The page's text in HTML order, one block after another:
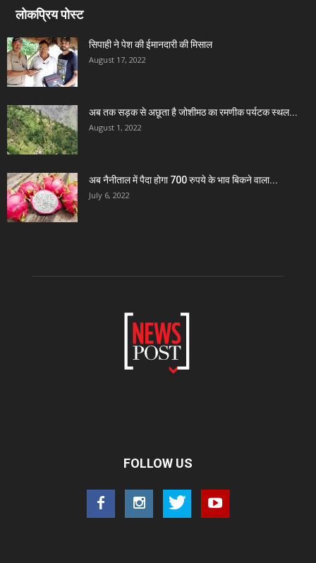
लोकप्रिय पोस्ट
सिपाही ने पेश की ईमानदारी की मिसाल
August 17, 2022
अब तक सड़क से अछूता है जोशीमठ का रमणीक पर्यटक स्थल...
August 1, 2022
अब नैनीताल में पैदा होगा 700 रुपये के भाव बिकने वाला...
July 6, 2022
FOLLOW US